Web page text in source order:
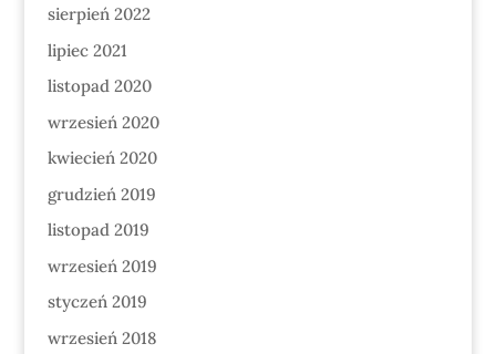
sierpień 2022
lipiec 2021
listopad 2020
wrzesień 2020
kwiecień 2020
grudzień 2019
listopad 2019
wrzesień 2019
styczeń 2019
wrzesień 2018